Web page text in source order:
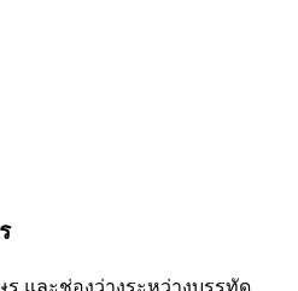
และช่องว่างระหว่างบรรทัด